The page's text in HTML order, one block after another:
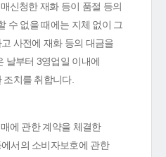
신청한 재화 등이 품절 등의
수 없을 때에는 지체 없이 그
사전에 재화 등의 대금을
날부터 3영업일 이내에
치를 취합니다.
에 관한 계약을 체결한
서의 소비자보호에 관한